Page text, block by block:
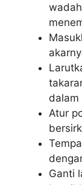
dalam
Atur
Ganti